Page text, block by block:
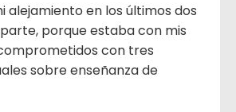
alejamiento en los últimos dos
porque estaba con mis
con tres
sobre enseñanza de